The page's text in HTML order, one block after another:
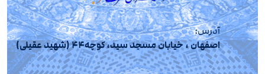
آدرس:
اصفهان ، خیابان مسجد سید، کوچه44 (شهید عقیلی)